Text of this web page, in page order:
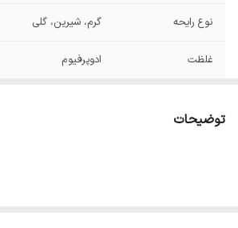
نوع رایحه گرم، شیرین، گلی
غلظت ادوپرفیوم
توضیحات